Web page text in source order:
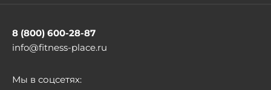
8 (800) 600-28-87
info@fitness-place.ru
Мы в соцсетях: